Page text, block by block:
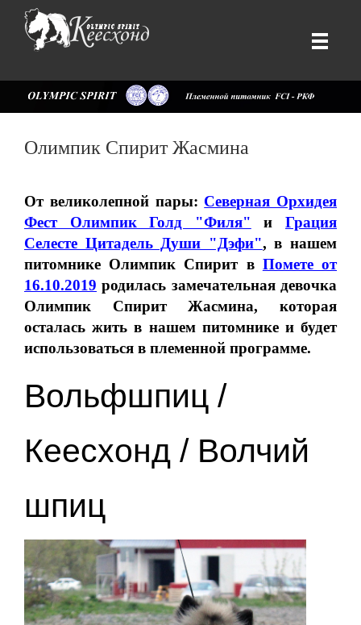
Олимпик Спирит Жасмина
От великолепной пары: Северная Орхидея
Фест Олимпик Голд "Филя" иГрация
Селесте Цитадель Души "Дэфи", в нашем
питомнике Олимпик Спирит в Помете от
16.10.2019 родилась замечательная девочка
Олимпик Спирит Жасмина, которая
осталась жить в нашем питомнике и будет
использоваться в племенной программе.
Вольфшпиц /
Кеесхонд / Волчий
шпиц